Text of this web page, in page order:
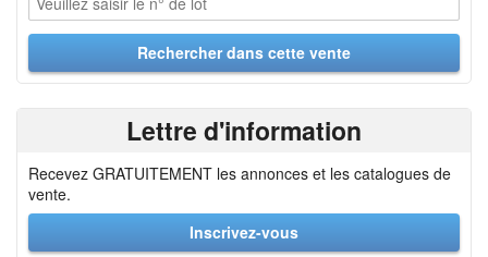
Lettre d'information
Recevez GRATUITEMENT les annonces et les catalogues de
vente.
Inscrivez-vous